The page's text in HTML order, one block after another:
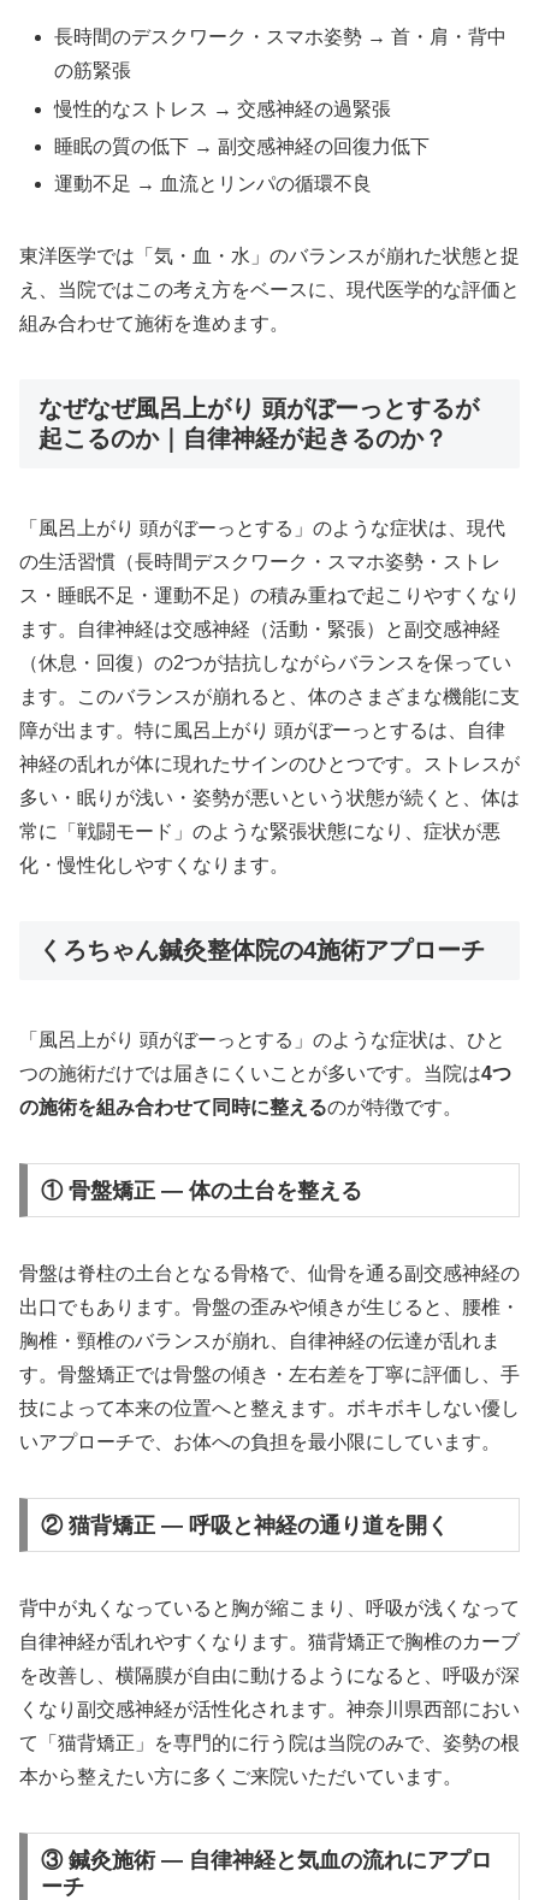
長時間のデスクワーク・スマホ姿勢 → 首・肩・背中
の筋緊張
慢性的なストレス → 交感神経の過緊張
睡眠の質の低下 → 副交感神経の回復力低下
運動不足 → 血流とリンパの循環不良
東洋医学では「気・血・水」のバランスが崩れた状態と捉
え、当院ではこの考え方をベースに、現代医学的な評価と
組み合わせて施術を進めます。
なぜなぜ風呂上がり 頭がぼーっとするが
起こるのか｜自律神経が起きるのか？
「風呂上がり 頭がぼーっとする」のような症状は、現代
の生活習慣（長時間デスクワーク・スマホ姿勢・ストレ
ス・睡眠不足・運動不足）の積み重ねで起こりやすくなり
ます。自律神経は交感神経（活動・緊張）と副交感神経
（休息・回復）の2つが拮抗しながらバランスを保ってい
ます。このバランスが崩れると、体のさまざまな機能に支
障が出ます。特に風呂上がり 頭がぼーっとするは、自律
神経の乱れが体に現れたサインのひとつです。ストレスが
多い・眠りが浅い・姿勢が悪いという状態が続くと、体は
常に「戦闘モード」のような緊張状態になり、症状が悪
化・慢性化しやすくなります。
くろちゃん鍼灸整体院の4施術アプローチ
「風呂上がり 頭がぼーっとする」のような症状は、ひと
つの施術だけでは届きにくいことが多いです。当院は4つ
の施術を組み合わせて同時に整えるのが特徴です。
① 骨盤矯正 — 体の土台を整える
骨盤は脊柱の土台となる骨格で、仙骨を通る副交感神経の
出口でもあります。骨盤の歪みや傾きが生じると、腰椎・
胸椎・頸椎のバランスが崩れ、自律神経の伝達が乱れま
す。骨盤矯正では骨盤の傾き・左右差を丁寧に評価し、手
技によって本来の位置へと整えます。ボキボキしない優し
いアプローチで、お体への負担を最小限にしています。
② 猫背矯正 — 呼吸と神経の通り道を開く
背中が丸くなっていると胸が縮こまり、呼吸が浅くなって
自律神経が乱れやすくなります。猫背矯正で胸椎のカーブ
を改善し、横隔膜が自由に動けるようになると、呼吸が深
くなり副交感神経が活性化されます。神奈川県西部におい
て「猫背矯正」を専門的に行う院は当院のみで、姿勢の根
本から整えたい方に多くご来院いただいています。
③ 鍼灸施術 — 自律神経と気血の流れにアプロ
ーチ